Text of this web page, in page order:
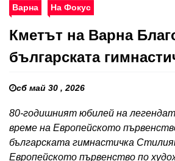
Варна На Фокус
Кметът на Варна
българската
сб май 30 , 2026
80-годишният юбилей на
време на Европейското
българската гимнастичка
Европейското първенство по